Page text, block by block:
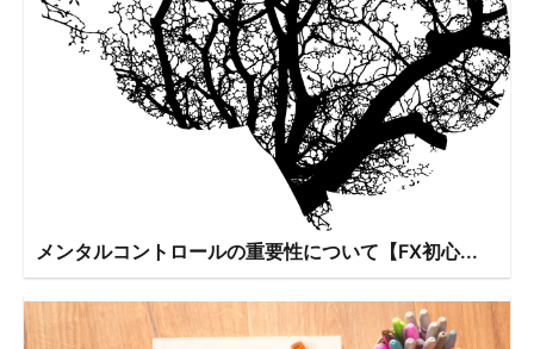
メンタルコントロールの重要性について【FX初心...